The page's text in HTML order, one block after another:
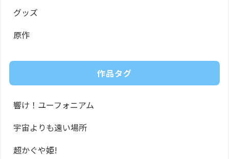
グッズ
原作
作品タグ
響け！ユーフォニアム
宇宙よりも遠い場所
超かぐや姫!